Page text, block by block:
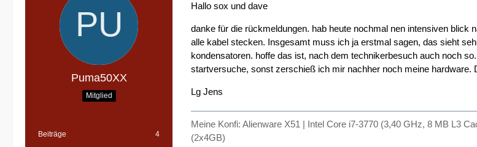
Puma50XX
Mitglied
Beiträge 4
Hallo sox und dave
danke für die rückmeldungen. hab heute nochmal nen intensiven
alle kabel stecken. Insgesamt muss ich ja erstmal sagen, das sieht
kondensatoren. hoffe das ist, nach dem technikerbesuch auch noch
startversuche, sonst zerschieß ich mir nachher noch meine
Lg Jens
Meine Konfi: Alienware X51 | Intel Core i7-3770 (3,40 GHz, 8 MB L3
(2x4GB)